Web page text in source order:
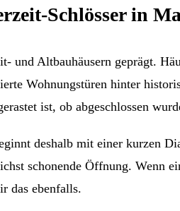
Schlösser in
und Altbauhäusern geprägt.
Wohnungstüren hinter
ist, ob abgeschlossen
deshalb mit einer kurzen
schonende Öffnung. Wenn
das ebenfalls.